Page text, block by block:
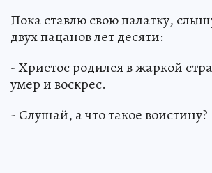
Пока ставлю свою палатку,
двух пацанов лет десяти:
- Христос родился в жаркой
умер и воскрес.
- Слушай, а что такое воистину?